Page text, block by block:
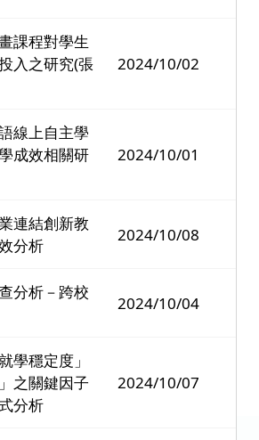
課程對學生
入之研究(張
2024/10/02
線上自主學
成效相關研
2024/10/01
連結創新教
分析
2024/10/08
分析－跨校
2024/10/04
學穩定度」
之關鍵因子
分析
2024/10/07